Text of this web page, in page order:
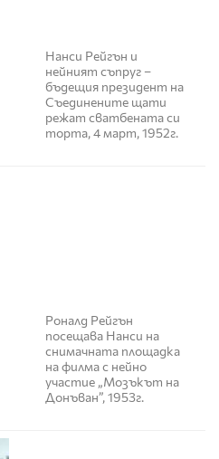
Нанси Рейгън и
нейният съпруг –
бъдещия президент на
Съединените щати
режат сватбената си
торта, 4 март, 1952г.
Роналд Рейгън
посещава Нанси на
снимачната площадка
на филма с нейно
участие „Мозъкът на
Донъван”, 1953г.